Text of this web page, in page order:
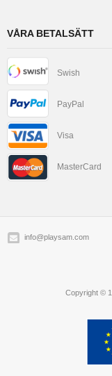
VÅRA BETALSÄTT
Swish
PayPal
Visa
MasterCard
info@playsam.com
Copyright ©